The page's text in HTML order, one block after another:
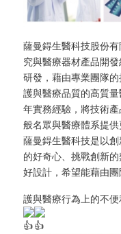
薩曼鍀生醫科技股份
究與醫療器材產品開
研發，藉由專業團隊
護與醫療品質的高質
年實務經驗，將技術
般名眾與醫療體系提供
薩曼鍀生醫科技是以
的好奇心、挑戰創新
好設計，希望能藉由
護與醫療行為上的不便